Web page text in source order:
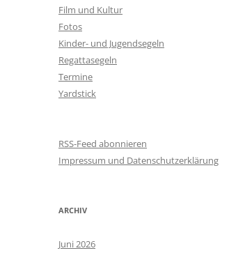
Film und Kultur
Fotos
Kinder- und Jugendsegeln
Regattasegeln
Termine
Yardstick
RSS-Feed abonnieren
Impressum und Datenschutzerklärung
ARCHIV
Juni 2026